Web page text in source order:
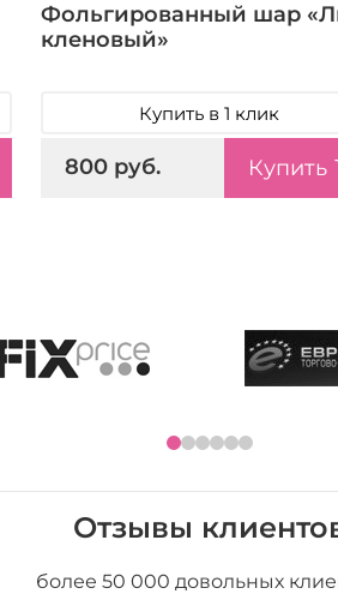
Фольгированный шар
кленовый»
Купить в 1 клик
800 руб. Купить
Отзывы
более 50 000 довольных